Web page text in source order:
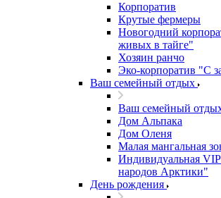
Корпоратив
Крутые фермеры
Новогодний
живых в тайге"
Хозяин ранчо
Эко-корпоратив "С
Ваш семейный отдых
Ваш семейный
Дом Альпака
Дом Оленя
Малая мангальная
Индивидуальная
народов Арктики"
День рождения